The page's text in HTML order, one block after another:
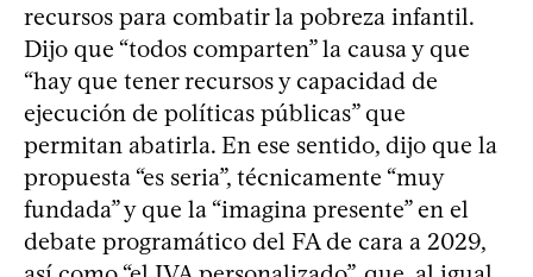
recursos para combatir la pobreza infantil.
Dijo que “todos comparten” la causa y que
“hay que tener recursos y capacidad de
ejecución de políticas públicas” que
permitan abatirla. En ese sentido, dijo que la
propuesta “es seria”, técnicamente “muy
fundada” y que la “imagina presente” en el
debate programático del FA de cara a 2029,